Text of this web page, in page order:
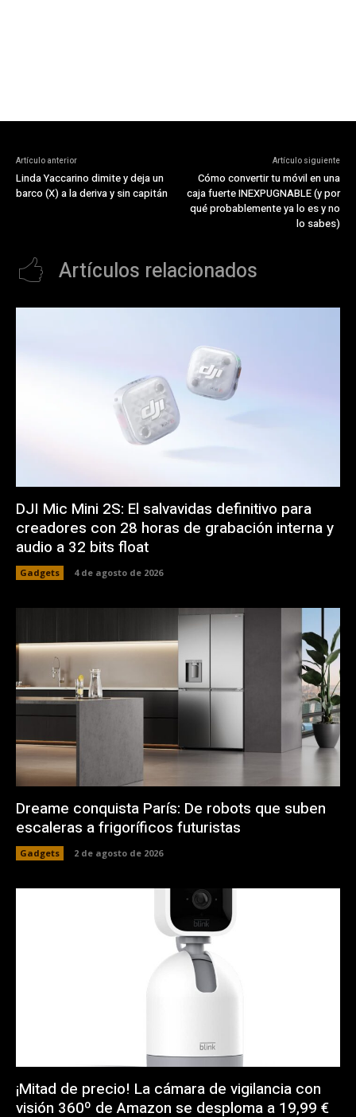
Artículo anterior
Linda Yaccarino dimite y deja un
barco (X) a la deriva y sin capitán
Artículo siguiente
Cómo convertir tu móvil en una
caja fuerte INEXPUGNABLE (y por
qué probablemente ya lo es y no
lo sabes)
Artículos relacionados
DJI Mic Mini 2S: El salvavidas definitivo para
creadores con 28 horas de grabación interna y
audio a 32 bits float
Gadgets 4 de agosto de 2026
Dreame conquista París: De robots que suben
escaleras a frigoríficos futuristas
Gadgets 2 de agosto de 2026
¡Mitad de precio! La cámara de vigilancia con
visión 360º de Amazon se desploma a 19,99 €